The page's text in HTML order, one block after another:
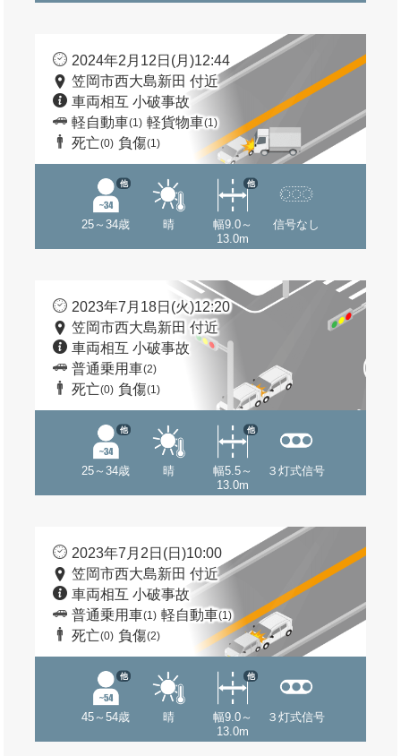
2024年2月12日(月)12:44
笠岡市西大島新田 付近
車両相互 小破事故
軽自動車(1) 軽貨物車(1)
死亡(0) 負傷(1)
25～34歳
他
晴
幅9.0～
13.0m
他
信号なし
2023年7月18日(火)12:20
笠岡市西大島新田 付近
車両相互 小破事故
普通乗用車(2)
死亡(0) 負傷(1)
25～34歳
他
晴
幅5.5～
13.0m
他
３灯式信号
2023年7月2日(日)10:00
笠岡市西大島新田 付近
車両相互 小破事故
普通乗用車(1) 軽自動車(1)
死亡(0) 負傷(2)
45～54歳
他
晴
幅9.0～
13.0m
他
３灯式信号